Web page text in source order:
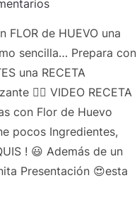
FLOR de HUEVO una
sencilla… Prepara con
una RECETA
👌🏻 VIDEO RECETA
con Flor de Huevo
pocos Ingredientes,
! 😃 Además de un
Presentación 😍esta